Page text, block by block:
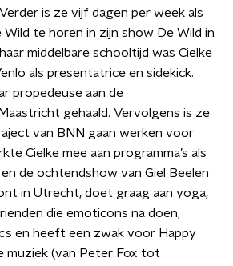
is ze vijf dagen per week als
Wild te horen in zijn show De Wild in
middelbare schooltijd was Cielke
als presentatrice en sidekick.
propedeuse aan de
gehaald. Vervolgens is ze
van BNN gaan werken voor
Cielke mee aan programma’s als
en de ochtendshow van Giel Beelen
in Utrecht, doet graag aan yoga,
die emoticons na doen,
en heeft een zwak voor Happy
muziek (van Peter Fox tot